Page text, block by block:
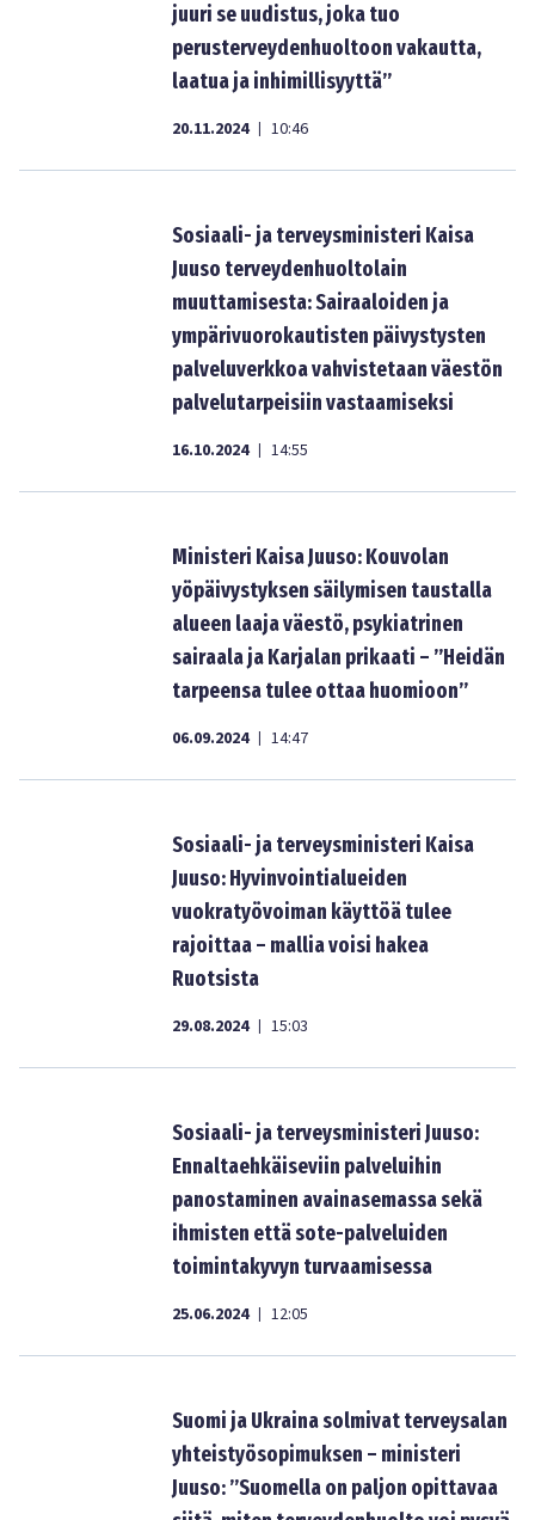
juuri se uudistus, joka tuo
perusterveydenhuoltoon vakautta,
laatua ja inhimillisyyttä”
20.11.2024 | 10:46
Sosiaali- ja terveysministeri Kaisa
Juuso terveydenhuoltolain
muuttamisesta: Sairaaloiden ja
ympärivuorokautisten päivystysten
palveluverkkoa vahvistetaan väestön
palvelutarpeisiin vastaamiseksi
16.10.2024 | 14:55
Ministeri Kaisa Juuso: Kouvolan
yöpäivystyksen säilymisen taustalla
alueen laaja väestö, psykiatrinen
sairaala ja Karjalan prikaati – ”Heidän
tarpeensa tulee ottaa huomioon”
06.09.2024 | 14:47
Sosiaali- ja terveysministeri Kaisa
Juuso: Hyvinvointialueiden
vuokratyövoiman käyttöä tulee
rajoittaa – mallia voisi hakea
Ruotsista
29.08.2024 | 15:03
Sosiaali- ja terveysministeri Juuso:
Ennaltaehkäiseviin palveluihin
panostaminen avainasemassa sekä
ihmisten että sote-palveluiden
toimintakyvyn turvaamisessa
25.06.2024 | 12:05
Suomi ja Ukraina solmivat terveysalan
yhteistyösopimuksen – ministeri
Juuso: ”Suomella on paljon opittavaa